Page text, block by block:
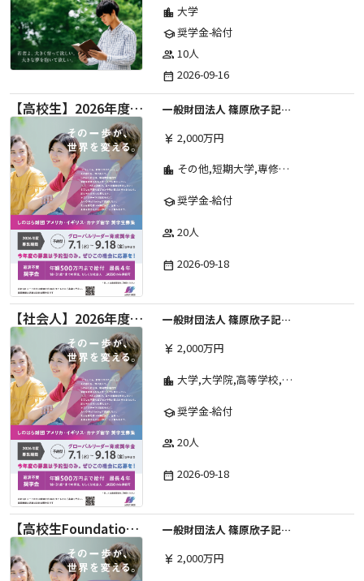
location_city 大学
school奨学金-給付
group 10人
date_range 2026-09-16
【高校生】2026年度 しのはら財団 アメリカ・イギリス・カナダ英語留学奨学金
一般財団法人 篠原欣子記念財団 (海外留学奨学金グループ)
currency_yen 2,000万円
location_city その他,短期大学,専修学校,高等専門学校,高等学校,大学院,大学
school奨学金-給付
group 20人
date_range 2026-09-18
【社会人】2026年度 しのはら財団 アメリカ・イギリス・カナダ英語留学奨学金
一般財団法人 篠原欣子記念財団 (海外留学奨学金グループ)
currency_yen 2,000万円
location_city 大学,大学院,高等学校,その他,高等専門学校,専修学校,短期大学
school奨学金-給付
group 20人
date_range 2026-09-18
【高校生Foundation Course 】2026年度 しのはら財団 アメリカ・イギリス・カナダ英語留学奨学金
一般財団法人 篠原欣子記念財団 (海外留学奨学金グループ)
currency_yen 2,000万円